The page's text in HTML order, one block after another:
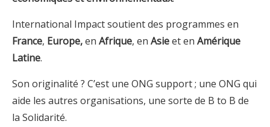
International Impact soutient des programmes en
France, Europe,en Afrique, en Asieet en Amérique
Latine.
Son originalité ? C’est une ONG support ; une ONG qui
aide les autres organisations, une sorte de B to B de
la Solidarité.